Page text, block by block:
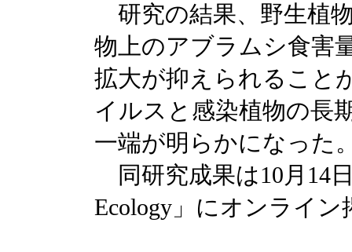
研究の結果、野生植
物上のアブラムシ食害
拡大が抑えられること
イルスと感染植物の長
一端が明らかになった
同研究成果は10月14
Ecology」にオンライン